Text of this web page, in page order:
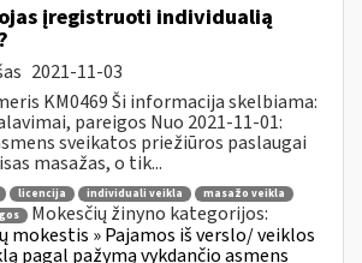
įregistruoti individualią
2021-11-03
KM0469 Ši informacija skelbiama:
pareigos Nuo 2021-11-01:
sveikatos priežiūros paslaugai
masažas, o tik...
licencija individuali veikla
masažo veikla
Mokesčių žinyno kategorijos:
mokestis » Pajamos iš verslo/ veiklos
pagal pažymą vykdančio asmens